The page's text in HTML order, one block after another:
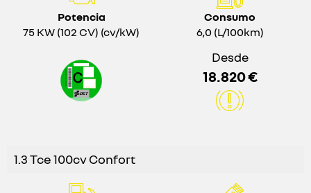
Potencia
75 KW (102 CV) (cv/kW)
Consumo
6,0 (L/100km)
Desde
18.820 €
1.3 Tce 100cv Confort